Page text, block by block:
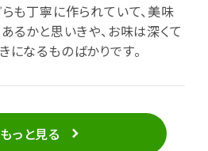
らも丁寧に作られていて、美味
るかと思いきや、お味は深くて
になるものばかりです。
もっと見る